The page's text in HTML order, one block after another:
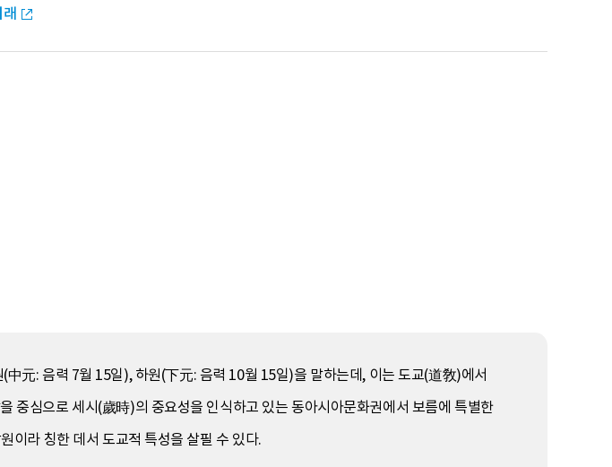
元: 음력 7월 15일), 하원(下元: 음력 10월 15일)을 말하는데, 이는 도교(道敎)에서
중심으로 세시(歲時)의 중요성을 인식하고 있는 동아시아문화권에서 보름에 특별한
이라 칭한 데서 도교적 특성을 살필 수 있다.